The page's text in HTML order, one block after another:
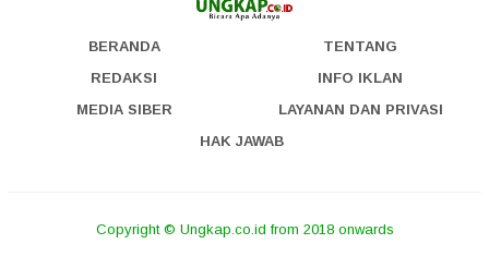
BERANDA
TENTANG
REDAKSI
INFO IKLAN
MEDIA SIBER
LAYANAN DAN PRIVASI
HAK JAWAB
Copyright © Ungkap.co.id from 2018 onwards